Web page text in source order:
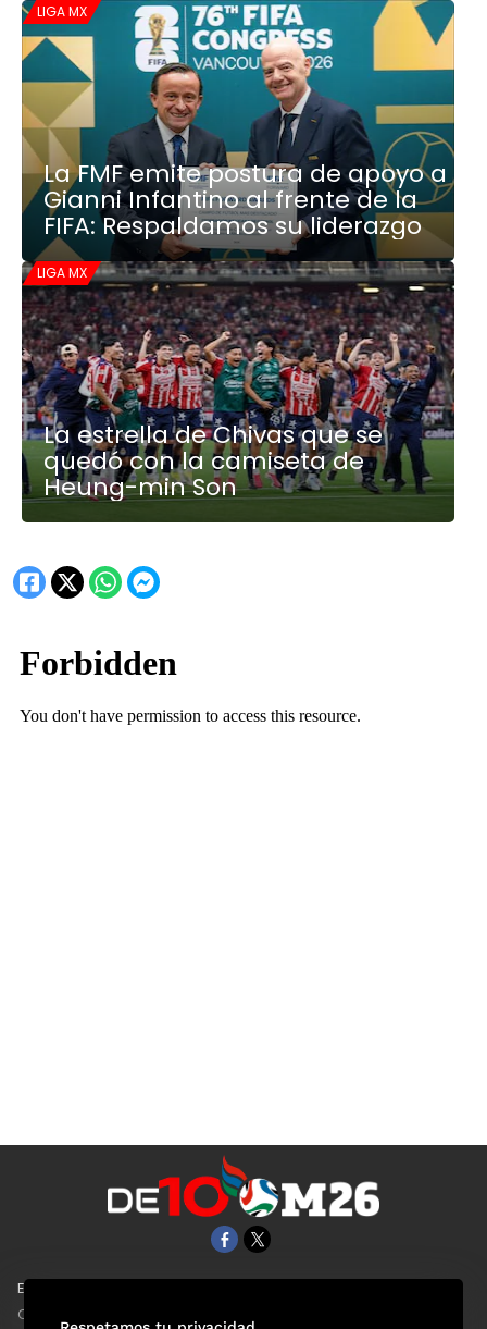
LIGA MX
La FMF emite postura de apoyo a
Gianni Infantino al frente de la
FIFA: Respaldamos su liderazgo
LIGA MX
La estrella de Chivas que se
quedó con la camiseta de
Heung-min Son
EL UNIVERSAL
Clase